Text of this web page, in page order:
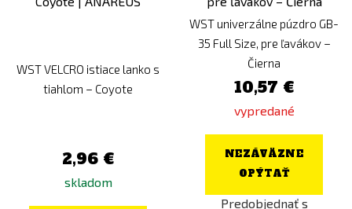
WST VELCRO istiace lanko s
tiahlom – Coyote
2,96 €
skladom
WST univerzálne púzdro GB-
35 Full Size, pre ľavákov –
Čierna
10,57 €
vypredané
NEZÁVÄZNE
OPÝTAŤ
Predobjednať s